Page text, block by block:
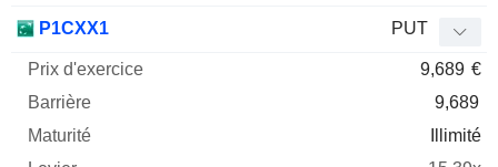
P1CXX1 PUT
9,689 €
9,689
Illimité